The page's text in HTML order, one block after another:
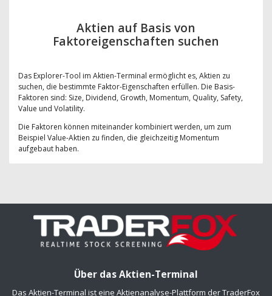
Aktien auf Basis von
Faktoreigenschaften suchen
Das Explorer-Tool im Aktien-Terminal ermöglicht es, Aktien zu
suchen, die bestimmte Faktor-Eigenschaften erfüllen. Die Basis-
Faktoren sind: Size, Dividend, Growth, Momentum, Quality, Safety,
Value und Volatility.
Die Faktoren können miteinander kombiniert werden, um zum
Beispiel Value-Aktien zu finden, die gleichzeitig Momentum
aufgebaut haben.
Über das Aktien-Terminal
Das Aktien-Terminal ist eine Aktienanalyse-Plattform der TraderFox